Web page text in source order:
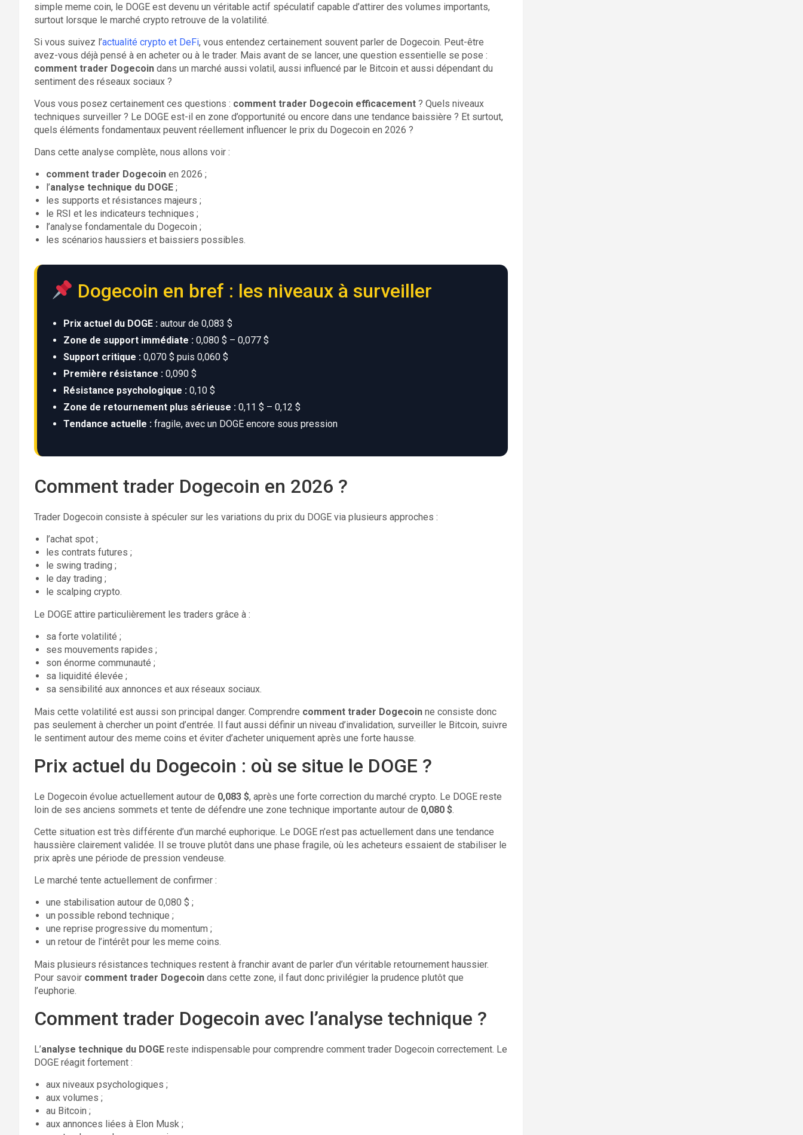
simple meme coin, le DOGE est devenu un véritable actif spéculatif capable d’attirer des volumes importants,
surtout lorsque le marché crypto retrouve de la volatilité.
Si vous suivez l’actualité crypto et DeFi, vous entendez certainement souvent parler de Dogecoin. Peut-être
avez-vous déjà pensé à en acheter ou à le trader. Mais avant de se lancer, une question essentielle se pose :
comment trader Dogecoin dans un marché aussi volatil, aussi influencé par le Bitcoin et aussi dépendant du
sentiment des réseaux sociaux ?
Vous vous posez certainement ces questions : comment trader Dogecoin efficacement ? Quels niveaux
techniques surveiller ? Le DOGE est-il en zone d’opportunité ou encore dans une tendance baissière ? Et surtout,
quels éléments fondamentaux peuvent réellement influencer le prix du Dogecoin en 2026 ?
Dans cette analyse complète, nous allons voir :
comment trader Dogecoin en 2026 ;
l’analyse technique du DOGE ;
les supports et résistances majeurs ;
le RSI et les indicateurs techniques ;
l’analyse fondamentale du Dogecoin ;
les scénarios haussiers et baissiers possibles.
Dogecoin en bref : les niveaux à surveiller
Prix actuel du DOGE : autour de 0,083 $
Zone de support immédiate : 0,080 $ – 0,077 $
Support critique : 0,070 $ puis 0,060 $
Première résistance : 0,090 $
Résistance psychologique : 0,10 $
Zone de retournement plus sérieuse : 0,11 $ – 0,12 $
Tendance actuelle : fragile, avec un DOGE encore sous pression
Comment trader Dogecoin en 2026 ?
Trader Dogecoin consiste à spéculer sur les variations du prix du DOGE via plusieurs approches :
l’achat spot ;
les contrats futures ;
le swing trading ;
le day trading ;
le scalping crypto.
Le DOGE attire particulièrement les traders grâce à :
sa forte volatilité ;
ses mouvements rapides ;
son énorme communauté ;
sa liquidité élevée ;
sa sensibilité aux annonces et aux réseaux sociaux.
Mais cette volatilité est aussi son principal danger. Comprendre comment trader Dogecoin ne consiste donc
pas seulement à chercher un point d’entrée. Il faut aussi définir un niveau d’invalidation, surveiller le Bitcoin, suivre
le sentiment autour des meme coins et éviter d’acheter uniquement après une forte hausse.
Prix actuel du Dogecoin : où se situe le DOGE ?
Le Dogecoin évolue actuellement autour de 0,083 $, après une forte correction du marché crypto. Le DOGE reste
loin de ses anciens sommets et tente de défendre une zone technique importante autour de 0,080 $.
Cette situation est très différente d’un marché euphorique. Le DOGE n’est pas actuellement dans une tendance
haussière clairement validée. Il se trouve plutôt dans une phase fragile, où les acheteurs essaient de stabiliser le
prix après une période de pression vendeuse.
Le marché tente actuellement de confirmer :
une stabilisation autour de 0,080 $ ;
un possible rebond technique ;
une reprise progressive du momentum ;
un retour de l’intérêt pour les meme coins.
Mais plusieurs résistances techniques restent à franchir avant de parler d’un véritable retournement haussier.
Pour savoir comment trader Dogecoin dans cette zone, il faut donc privilégier la prudence plutôt que
l’euphorie.
Comment trader Dogecoin avec l’analyse technique ?
L’analyse technique du DOGE reste indispensable pour comprendre comment trader Dogecoin correctement. Le
DOGE réagit fortement :
aux niveaux psychologiques ;
aux volumes ;
au Bitcoin ;
aux annonces liées à Elon Musk ;